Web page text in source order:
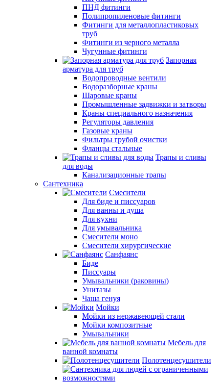
ПНД фитинги
Полипропиленовые фитинги
Фитинги для металлопластиковых
труб
Фитинги из черного металла
Чугунные фитинги
Запорная
арматура для труб
Водопроводные вентили
Водоразборные краны
Шаровые краны
Промышленные задвижки и затворы
Краны специального назначения
Регуляторы давления
Газовые краны
Фильтры грубой очистки
Фланцы стальные
Трапы и сливы
для воды
Канализационные трапы
Сантехника
Смесители
Для биде и писсуаров
Для ванны и душа
Для кухни
Для умывальника
Смесители моно
Смесители хирургические
Санфаянс
Биде
Писсуары
Умывальники (раковины)
Унитазы
Чаша генуя
Мойки
Мойки из нержавеющей стали
Мойки композитные
Умывальники
Мебель для
ванной комнаты
Полотенцесушители